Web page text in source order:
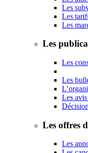
Les
Les
Les
Les
Les
Les
Les
Les offres
Les